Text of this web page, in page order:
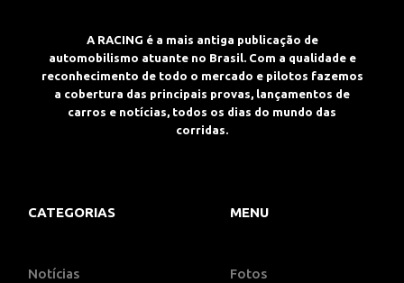
A RACING é a mais antiga publicação de
automobilismo atuante no Brasil. Com a qualidade e
reconhecimento de todo o mercado e pilotos fazemos
a cobertura das principais provas, lançamentos de
carros e notícias, todos os dias do mundo das
corridas.
CATEGORIAS
Notícias
MENU
Fotos